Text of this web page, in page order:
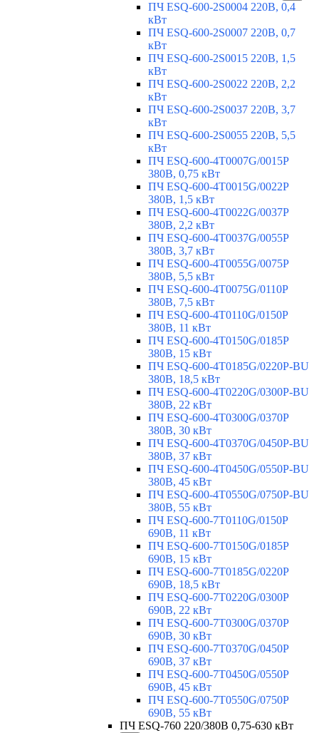
ПЧ ESQ-600-2S0004 220В, 0,4
кВт
ПЧ ESQ-600-2S0007 220В, 0,7
кВт
ПЧ ESQ-600-2S0015 220В, 1,5
кВт
ПЧ ESQ-600-2S0022 220В, 2,2
кВт
ПЧ ESQ-600-2S0037 220В, 3,7
кВт
ПЧ ESQ-600-2S0055 220В, 5,5
кВт
ПЧ ESQ-600-4T0007G/0015P
380В, 0,75 кВт
ПЧ ESQ-600-4T0015G/0022P
380В, 1,5 кВт
ПЧ ESQ-600-4T0022G/0037P
380В, 2,2 кВт
ПЧ ESQ-600-4T0037G/0055P
380В, 3,7 кВт
ПЧ ESQ-600-4T0055G/0075P
380В, 5,5 кВт
ПЧ ESQ-600-4T0075G/0110P
380В, 7,5 кВт
ПЧ ESQ-600-4T0110G/0150P
380В, 11 кВт
ПЧ ESQ-600-4T0150G/0185P
380В, 15 кВт
ПЧ ESQ-600-4T0185G/0220P-BU
380В, 18,5 кВт
ПЧ ESQ-600-4T0220G/0300P-BU
380В, 22 кВт
ПЧ ESQ-600-4T0300G/0370P
380В, 30 кВт
ПЧ ESQ-600-4T0370G/0450P-BU
380В, 37 кВт
ПЧ ESQ-600-4T0450G/0550P-BU
380В, 45 кВт
ПЧ ESQ-600-4T0550G/0750P-BU
380В, 55 кВт
ПЧ ESQ-600-7T0110G/0150P
690В, 11 кВт
ПЧ ESQ-600-7T0150G/0185P
690В, 15 кВт
ПЧ ESQ-600-7T0185G/0220P
690В, 18,5 кВт
ПЧ ESQ-600-7T0220G/0300P
690В, 22 кВт
ПЧ ESQ-600-7T0300G/0370P
690В, 30 кВт
ПЧ ESQ-600-7T0370G/0450P
690В, 37 кВт
ПЧ ESQ-600-7T0450G/0550P
690В, 45 кВт
ПЧ ESQ-600-7T0550G/0750P
690В, 55 кВт
ПЧ ESQ-760 220/380В 0,75-630 кВт